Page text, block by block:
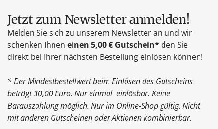
Jetzt zum Newsletter anmelden!
Melden Sie sich zu unserem Newsletter an und wir
schenken Ihnen einen 5,00 € Gutschein* den Sie
direkt bei Ihrer nächsten Bestellung einlösen können!
* Der Mindestbestellwert beim Einlösen des Gutscheins
beträgt 30,00 Euro. Nur einmal einlösbar. Keine
Barauszahlung möglich. Nur im Online-Shop gültig. Nicht
mit anderen Gutscheinen oder Aktionen kombinierbar.